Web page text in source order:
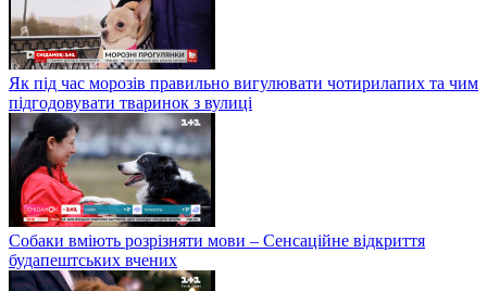
Як під час морозів правильно вигулювати чотирилапих та чим
підгодовувати тваринок з вулиці
Собаки вміють розрізняти мови – Сенсаційне відкриття
будапештських вчених